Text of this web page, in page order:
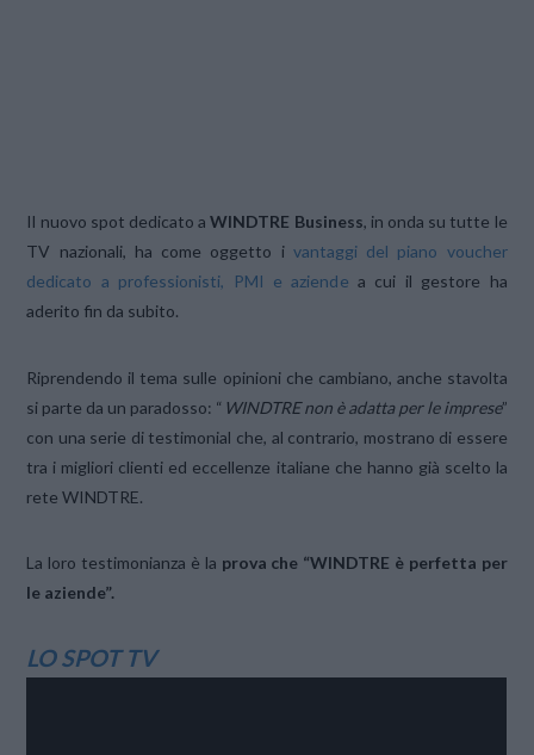
Il nuovo spot dedicato a WINDTRE Business, in onda su tutte le
TV nazionali, ha come oggetto ivantaggi del piano voucher
dedicato a professionisti, PMI e aziende a cui il gestore ha
aderito fin da subito.
Riprendendo il tema sulle opinioni che cambiano, anche stavolta
si parte da un paradosso: “ WINDTRE non è adatta per le imprese”
con una serie di testimonial che, al contrario, mostrano di essere
tra i migliori clienti ed eccellenze italiane che hanno già scelto la
rete WINDTRE.
La loro testimonianza è la prova che “WINDTRE è perfetta per
le aziende”.
LO SPOT TV